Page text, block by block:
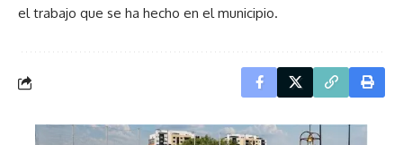
el trabajo que se ha hecho en el municipio.